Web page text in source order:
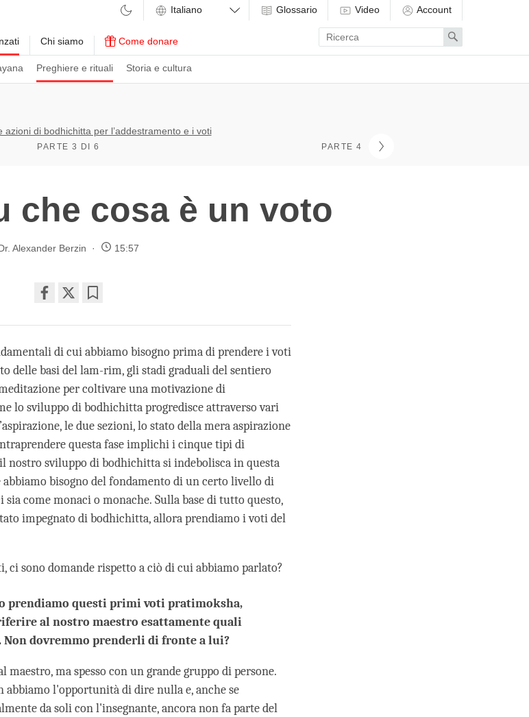
Preghiere e rituali Storia e cultura
Chi siamo Come donare
Glossario Video Account
Enter
search
term
Search
azioni di bodhichitta per l’addestramento e i voti
PARTE 3 DI 6 PARTE 4
che cosa è un voto
Alexander Berzin 15:57
on
facebook
di cui abbiamo bisogno prima di prendere i voti
delle basi del lam-rim, gli stadi graduali del sentiero
per coltivare una motivazione di
lo sviluppo di bodhichitta progredisce attraverso vari
le due sezioni, lo stato della mera aspirazione
questa fase implichi i cinque tipi di
nostro sviluppo di bodhichitta si indebolisca in questa
bisogno del fondamento di un certo livello di
come monaci o monache. Sulla base di tutto questo,
impegnato di bodhichitta, allora prendiamo i voti del
ci sono domande rispetto a ciò di cui abbiamo parlato?
prendiamo questi primi voti pratimoksha,
al nostro maestro esattamente quali
Non dovremmo prenderli di fronte a lui?
ma spesso con un grande gruppo di persone.
l'opportunità di dire nulla e, anche se
da soli con l'insegnante, ancora non fa parte del